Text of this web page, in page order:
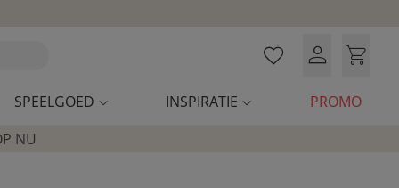
SPEELGOED INSPIRATIE
PROMO
NU